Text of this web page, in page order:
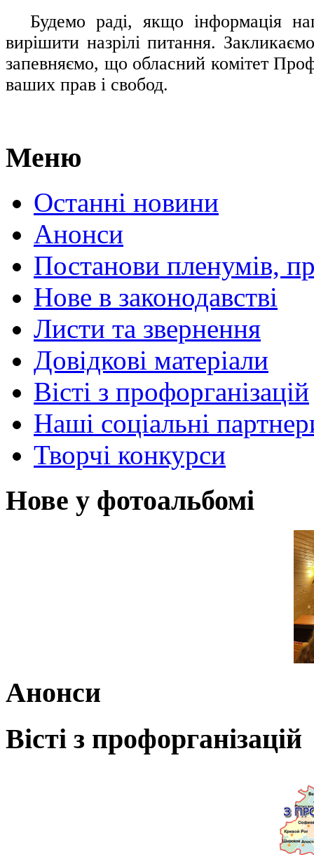
Будемо раді, якщо інформація
вирішити назрілі питання.
запевняємо, що обласний комітет
ваших прав і свобод.
Меню
Останні новини
Анонси
Постанови пленумів,
Нове в законодавстві
Листи та звернення
Довідкові матеріали
Вісті з профорганізацій
Наші соціальні
Творчі конкурси
Нове у фотоальбомі
Анонси
Вісті з профорганізацій